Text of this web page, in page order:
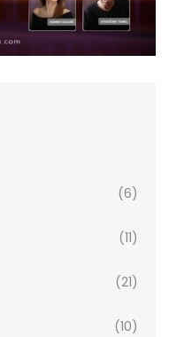
(6)
(11)
(21)
(10)